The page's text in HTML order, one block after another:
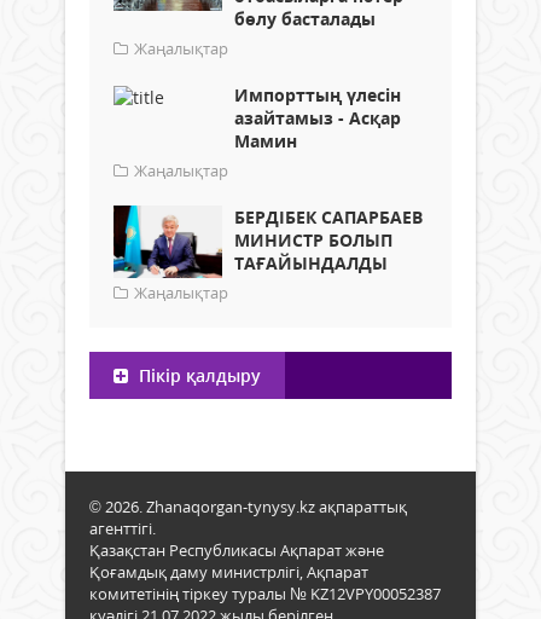
бөлу басталады
Жаңалықтар
Импорттың үлесін
азайтамыз - Асқар
Мамин
Жаңалықтар
БЕРДІБЕК САПАРБАЕВ
МИНИСТР БОЛЫП
ТАҒАЙЫНДАЛДЫ
Жаңалықтар
Пікір қалдыру
© 2026. Zhanaqorgan-tynysy.kz ақпараттық
агенттігі.
Қазақстан Республикасы Ақпарат және
Қоғамдық даму министрлігі, Ақпарат
комитетінің тіркеу туралы № KZ12VPY00052387